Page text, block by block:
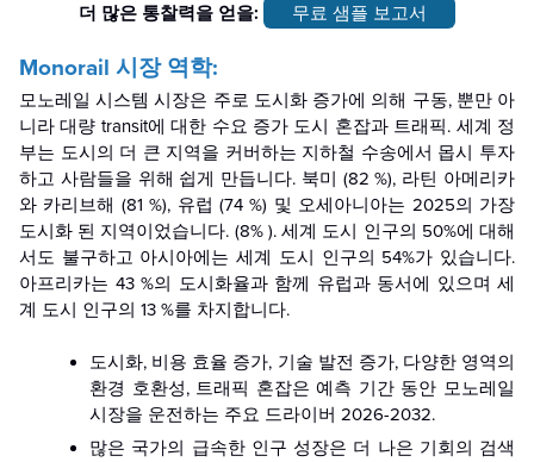
더 많은 통찰력을 얻을: 무료 샘플 보고서
Monorail 시장 역학:
모노레일 시스템 시장은 주로 도시화 증가에 의해 구동, 뿐만 아
니라 대량 transit에 대한 수요 증가 도시 혼잡과 트래픽. 세계 정
부는 도시의 더 큰 지역을 커버하는 지하철 수송에서 몹시 투자
하고 사람들을 위해 쉽게 만듭니다. 북미 (82 %), 라틴 아메리카
와 카리브해 (81 %), 유럽 (74 %) 및 오세아니아는 2025의 가장
도시화 된 지역이었습니다. (8% ). 세계 도시 인구의 50%에 대해
서도 불구하고 아시아에는 세계 도시 인구의 54%가 있습니다.
아프리카는 43 %의 도시화율과 함께 유럽과 동서에 있으며 세
계 도시 인구의 13 %를 차지합니다.
도시화, 비용 효율 증가, 기술 발전 증가, 다양한 영역의
환경 호환성, 트래픽 혼잡은 예측 기간 동안 모노레일
시장을 운전하는 주요 드라이버 2026-2032.
많은 국가의 급속한 인구 성장은 더 나은 기회의 검색